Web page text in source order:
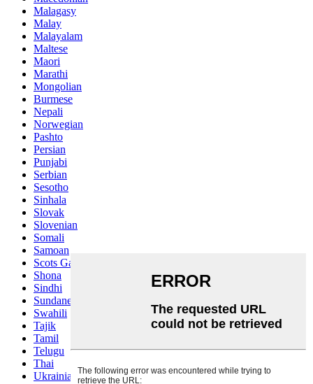
Malagasy
Malay
Malayalam
Maltese
Maori
Marathi
Mongolian
Burmese
Nepali
Norwegian
Pashto
Persian
Punjabi
Serbian
Sesotho
Sinhala
Slovak
Slovenian
Somali
Samoan
Scots Gaelic
Shona
Sindhi
Sundanese
Swahili
Tajik
Tamil
Telugu
Thai
Ukrainian